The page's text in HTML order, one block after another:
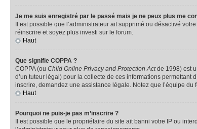
Je me suis enregistré par le passé mais je ne peux plus me
Il est possible que l’administrateur ait supprimé ou désactivé
réinscrire et soyez plus investi sur le forum.
Haut
Que signifie COPPA ?
COPPA (ou Child Online Privacy and Protection Actde 1998) est
d’un tuteur légal) pour la collecte de ces informations permettant
inscrire, demandez une assistance légale. Notez que l’équipe
Haut
Pourquoi ne puis-je pas m’inscrire ?
Il est possible que le propriétaire du site ait banni votre IP ou